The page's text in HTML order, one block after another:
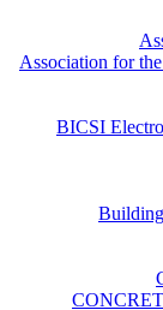
Association for
BICSI